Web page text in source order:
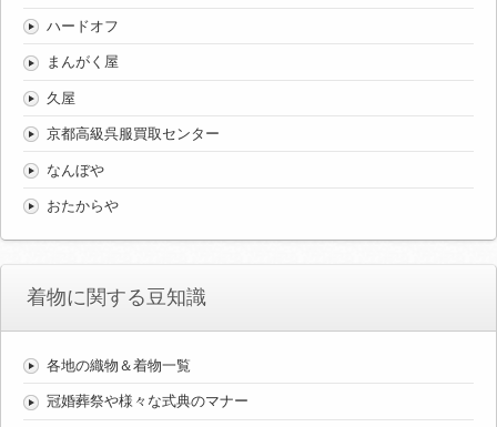
ハードオフ
まんがく屋
久屋
京都高級呉服買取センター
なんぼや
おたからや
着物に関する豆知識
各地の織物＆着物一覧
冠婚葬祭や様々な式典のマナー